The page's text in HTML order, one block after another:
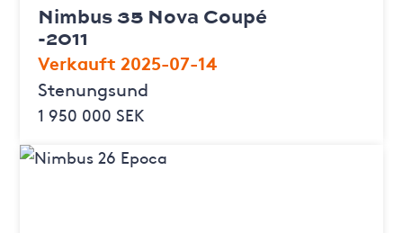
Nimbus 35 Nova Coupé
-2011
Verkauft 2025-07-14
Stenungsund
1 950 000 SEK